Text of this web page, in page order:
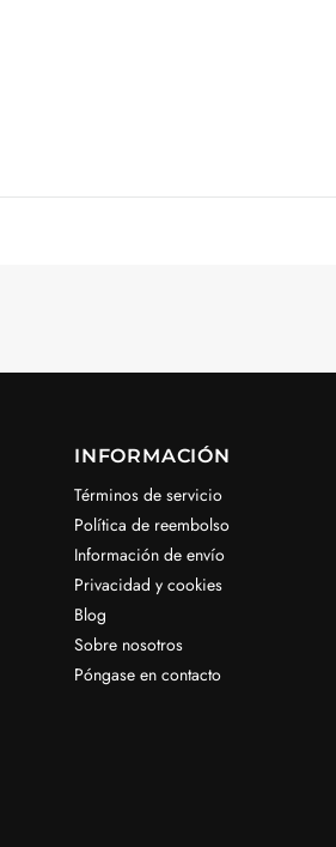
INFORMACIÓN
Términos de servicio
Política de reembolso
Información de envío
Privacidad y cookies
Blog
Sobre nosotros
Póngase en contacto